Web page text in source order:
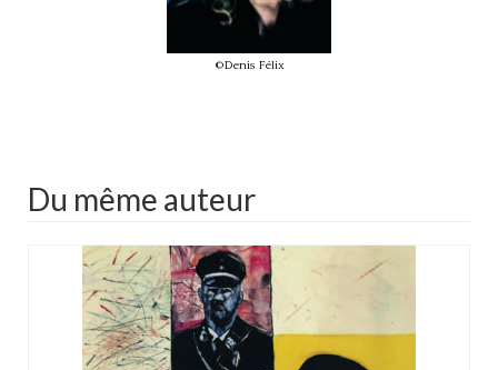
©Denis Félix
Du même auteur